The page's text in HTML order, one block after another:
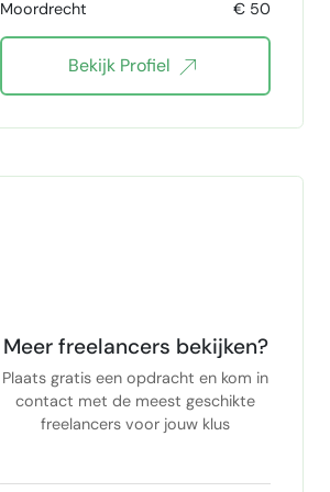
Confluence SQL
BI Dashboards Mendix
WordPress
commercieel inzicht
Moordrecht
€ 50
Bekijk Profiel
Meer freelancers bekijken?
Plaats gratis een opdracht en kom in
contact met de meest geschikte
freelancers voor jouw klus